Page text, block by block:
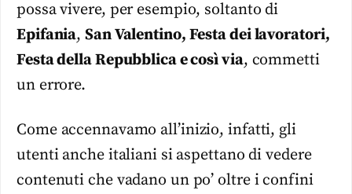
possa vivere, per esempio, soltanto di
Epifania,San Valentino, Festa dei lavoratori,
Festa della Repubblica e così via, commetti
un errore.
Come accennavamo all’inizio, infatti, gli
utenti anche italiani si aspettano di vedere
contenuti che vadano un po’ oltre i confini